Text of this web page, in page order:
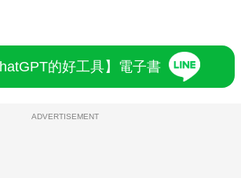
的好工具】電子書
ADVERTISEMENT